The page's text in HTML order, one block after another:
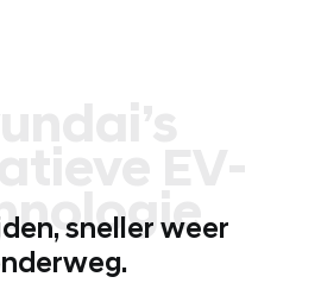
sneller weer